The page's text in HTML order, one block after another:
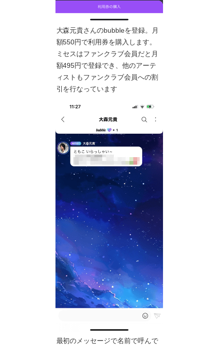
大森元貴さんのbubbleを登録。月
額550円で利用券を購入します。
ミセスはファンクラブ会員だと月
額495円で登録でき、他のアーテ
ィストもファンクラブ会員への割
引を行なっています
最初のメッセージで名前で呼んで